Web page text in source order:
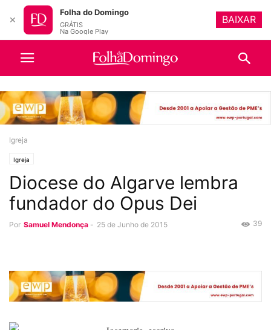
Igreja
Igreja
Diocese do Algarve lembra
fundador do Opus Dei
Por Samuel Mendonça - 25 de Junho de 2015 39
✕
Folha do Domingo
GRÁTIS
Na Google Play
BAIXAR